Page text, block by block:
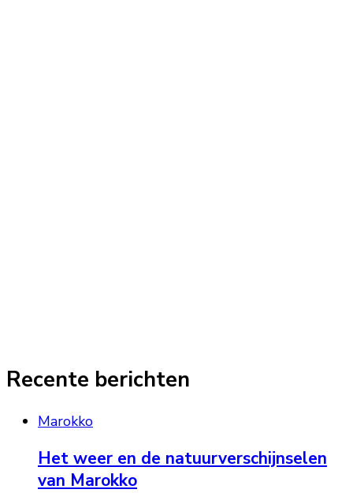
Recente berichten
Marokko
Het weer en de natuurverschijnselen
van Marokko